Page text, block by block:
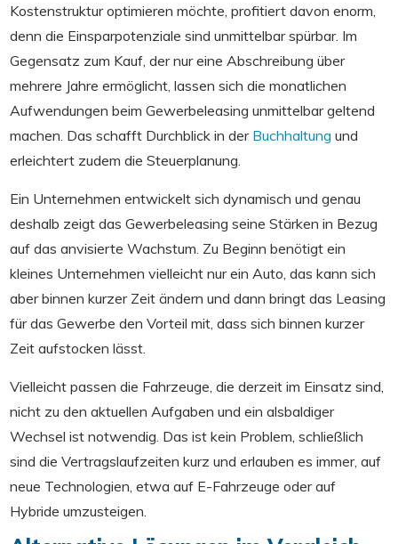
Kostenstruktur optimieren möchte, profitiert davon enorm,
denn die Einsparpotenziale sind unmittelbar spürbar. Im
Gegensatz zum Kauf, der nur eine Abschreibung über
mehrere Jahre ermöglicht, lassen sich die monatlichen
Aufwendungen beim Gewerbeleasing unmittelbar geltend
machen. Das schafft Durchblick in der Buchhaltung und
erleichtert zudem die Steuerplanung.
Ein Unternehmen entwickelt sich dynamisch und genau
deshalb zeigt das Gewerbeleasing seine Stärken in Bezug
auf das anvisierte Wachstum. Zu Beginn benötigt ein
kleines Unternehmen vielleicht nur ein Auto, das kann sich
aber binnen kurzer Zeit ändern und dann bringt das Leasing
für das Gewerbe den Vorteil mit, dass sich binnen kurzer
Zeit aufstocken lässt.
Vielleicht passen die Fahrzeuge, die derzeit im Einsatz sind,
nicht zu den aktuellen Aufgaben und ein alsbaldiger
Wechsel ist notwendig. Das ist kein Problem, schließlich
sind die Vertragslaufzeiten kurz und erlauben es immer, auf
neue Technologien, etwa auf E-Fahrzeuge oder auf
Hybride umzusteigen.